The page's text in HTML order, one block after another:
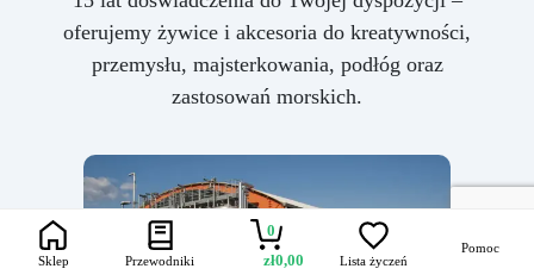
oferujemy żywice i akcesoria do kreatywności,
przemysłu, majsterkowania, podłóg oraz
zastosowań morskich.
Sklep Przewodniki
0
zł0,00 Lista życzeń
Pomoc